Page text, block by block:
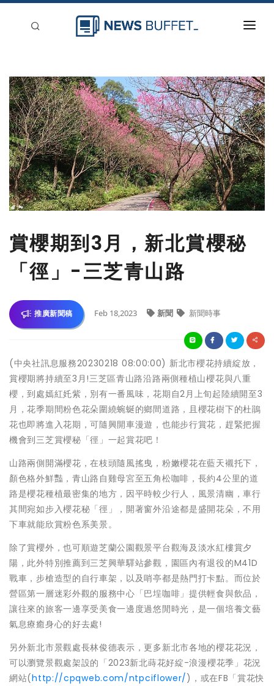
新聞稿分類
登入
刊登
賞櫻期到3月，新北賞櫻秘
「徑」-三芝青山路
推廣新聞稿 Feb 18,2023 新聞 新聞時事
(中央社訊息服務20230218 08:00:00) 新北市櫻花持續綻放，
賞櫻期將持續至3月!三芝區青山路沿路兩側種植山櫻花與八重
櫻，到處嫣紅奼紫，別有一番風味，花期自2月上旬起陸續開至3
月，花季期間粉色花朵圍繞蜿蜒的鄉間道路，且櫻花樹下的杜鵑
花也即將進入花期，可隨興開車漫遊，也能步行賞花，趕緊把握
機會到三芝賞櫻秘「徑」一起賞花吧！
山路兩側開滿櫻花，在枝頭隨風搖曳，粉嫩櫻花在藍天襯托下，
顏色格外鮮豔，青山路自雞母宮至五角松咖啡，長約4公里的道
路是櫻花種植最密集的地方，因平時較少行人，風景清幽，車行
其間宛如步入櫻花秘「徑」，開著窗外沿途都是盛開花朵，不用
下車就能欣賞粉色系美景。
除了賞櫻外，也可順遊芝蘭公園觀景平台觀海及淡水紅樓賞夕
陽，此外特別推薦到三芝興華驛站參觀，園區內有退役的M41D
戰車，步槍造型的自行車架，以及哨亭都是熱門打卡點。而位於
營區第一層迷彩外觀的服務中心「巴埕咖啡」提供輕食與飲品，
讓往來的旅客一邊享受美食一邊度過悠閒時光，是一個培養文藝
氣息療癒身心的好去處!
另外新北市景觀處長林俊德表示，更多新北市各地的櫻花花況，
可以瀏覽景觀處架設的「2023新北蒔花好綻-浪漫櫻花季」花況
網站(http://cpqweb.com/ntpciflower/)，或在FB「賞花快